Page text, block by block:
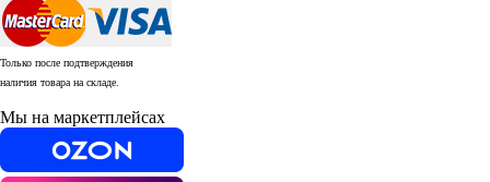
Только после подтверждения
наличия товара на складе.
Мы на маркетплейсах